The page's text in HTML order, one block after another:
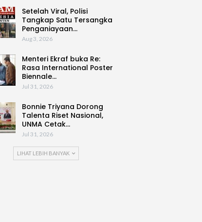
Setelah Viral, Polisi
Tangkap Satu Tersangka
Penganiayaan…
Aug 3, 2026
Menteri Ekraf buka Re:
Rasa International Poster
Biennale…
Jul 31, 2026
Bonnie Triyana Dorong
Talenta Riset Nasional,
UNMA Cetak…
Jul 31, 2026
LIHAT LEBIH BANYAK